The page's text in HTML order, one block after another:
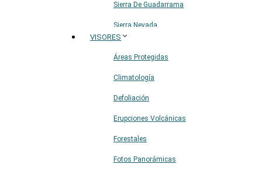
Sierra De Guadarrama
Sierra Nevada
VISORES
Áreas Protegidas
Climatología
Defoliación
Erupciones Volcánicas
Forestales
Fotos Panorámicas